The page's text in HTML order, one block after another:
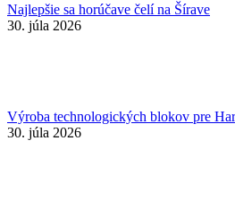
Najlepšie sa horúčave čelí na Šírave
30. júla 2026
Výroba technologických blokov pre
30. júla 2026